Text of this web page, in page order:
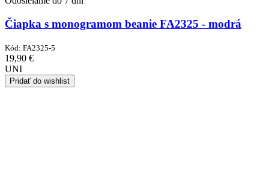
Čiapka s monogramom beanie FA2325 - modrá
Kód: FA2325-5
19,90 €
UNI
Pridať do wishlist